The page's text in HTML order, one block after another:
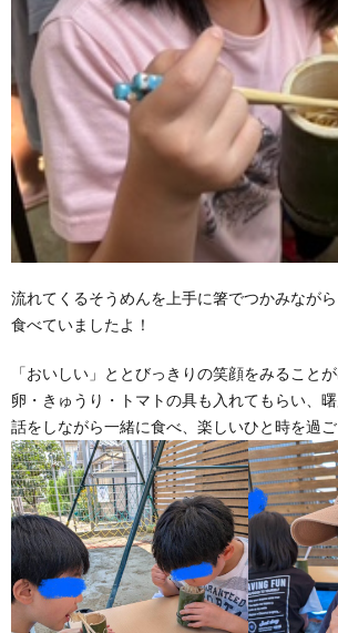
流れてくるそうめんを上手に箸でつかみなが
食べていましたよ！
「おいしい」ととびっきりの笑顔をみること
卵・きゅうり・トマトの具も入れてもらい、
話をしながら一緒に食べ、楽しいひと時を過